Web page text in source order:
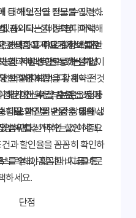
비보험다이렉
편리하고 빠르게 정보를 얻
제외되는지 정확히 파악해
해야 합니다. 계약 전
해가 안 되는 부분은 보험사
상태와 생
범위를 선택하는 것이 중요
상품이기 때문에 보험료
험료 할인을 받을 수 있습니
노력해야 합니다. 지금 바로
택 가이드
문에 신뢰할 수 있는 사이
신
습니다.
한 비교를 통
하세요.
단점